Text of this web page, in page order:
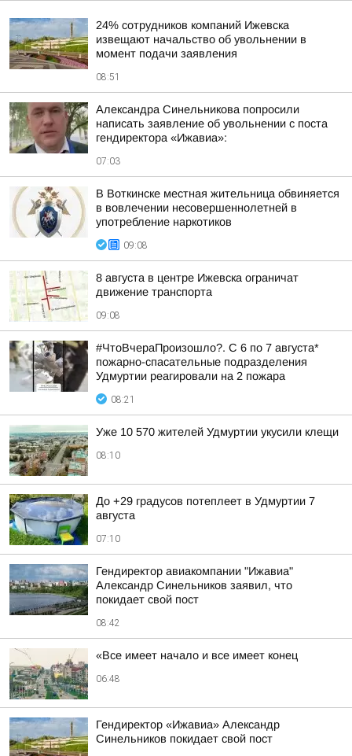
24% сотрудников компаний Ижевска
извещают начальство об увольнении в
момент подачи заявления
08:51
Александра Синельникова попросили
написать заявление об увольнении с поста
гендиректора «Ижавиа»:
07:03
В Воткинске местная жительница обвиняется
в вовлечении несовершеннолетней в
употребление наркотиков
09:08
8 августа в центре Ижевска ограничат
движение транспорта
09:08
#ЧтоВчераПроизошло?. С 6 по 7 августа*
пожарно-спасательные подразделения
Удмуртии реагировали на 2 пожара
08:21
Уже 10 570 жителей Удмуртии укусили клещи
08:10
До +29 градусов потеплеет в Удмуртии 7
августа
07:10
Гендиректор авиакомпании "Ижавиа"
Александр Синельников заявил, что
покидает свой пост
08:42
«Все имеет начало и все имеет конец
06:48
Гендиректор «Ижавиа» Александр
Синельников покидает свой пост